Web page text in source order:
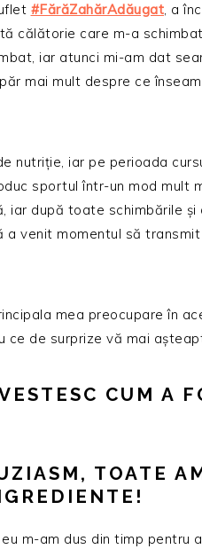
#FărăZahărAdăugat, a
călătorie care m-a
iar atunci mi-am dat
mai mult despre ce
nutriție, iar pe perioada
sportul într-un mod mult
după toate schimbările
venit momentul să
mea preocupare în
ce de surprize vă mai
CUM A
TOATE
m-am dus din timp pentru